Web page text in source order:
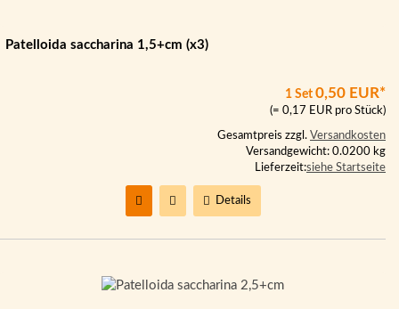
Patelloida saccharina 1,5+cm (x3)
1 Set 0,50 EUR*
(= 0,17 EUR pro Stück)
Gesamtpreis zzgl. Versandkosten
Versandgewicht: 0.0200 kg
Lieferzeit:siehe Startseite
Details